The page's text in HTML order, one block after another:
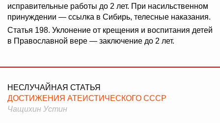
исправительные работы до 2 лет. При насильственном
принуждении — ссылка в Сибирь, телесные наказания.
Статья 198. Уклонение от крещения и воспитания детей
в Православной вере — заключение до 2 лет.
НЕСЛУЧАЙНАЯ СТАТЬЯ
ДОСТИЖЕНИЯ АТЕИСТИЧЕСКОГО СССР
Чащихин Устин